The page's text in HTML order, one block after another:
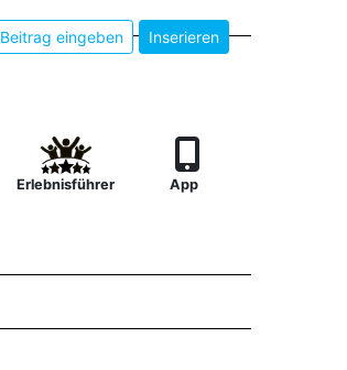
Beitrag eingeben Inserieren
Erlebnisführer App